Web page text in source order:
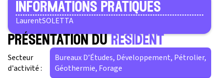
informations pratiques
LaurentSOLETTA
présentation du résident
Secteur
d'activité :
Bureaux D’Études, Développement, Pétrolier,
Géothermie, Forage